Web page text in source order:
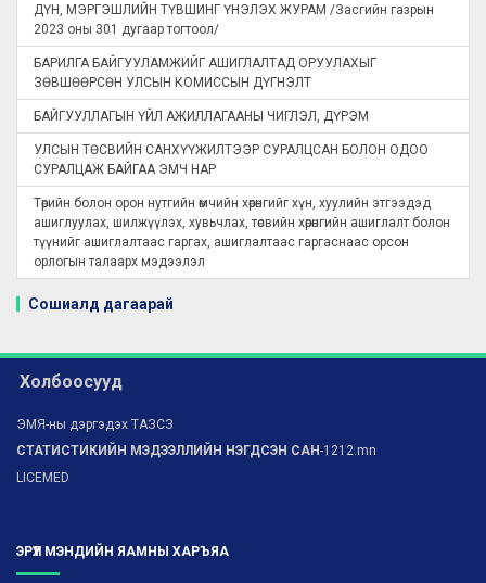
ДҮН, МЭРГЭШЛИЙН ТҮВШИНГ ҮНЭЛЭХ ЖУРАМ /Засгийн газрын
2023 оны 301 дугаар тогтоол/
БАРИЛГА БАЙГУУЛАМЖИЙГ АШИГЛАЛТАД ОРУУЛАХЫГ
ЗӨВШӨӨРСӨН УЛСЫН КОМИССЫН ДҮГНЭЛТ
БАЙГУУЛЛАГЫН ҮЙЛ АЖИЛЛАГААНЫ ЧИГЛЭЛ, ДҮРЭМ
УЛСЫН ТӨСВИЙН САНХҮҮЖИЛТЭЭР СУРАЛЦСАН БОЛОН ОДОО
СУРАЛЦАЖ БАЙГАА ЭМЧ НАР
Төрийн болон орон нутгийн өмчийн хөрөнгийг хүн, хуулийн этгээдэд
ашиглуулах, шилжүүлэх, хувьчлах, төсвийн хөрөнгийн ашиглалт болон
түүнийг ашиглалтаас гаргах, ашиглалтаас гаргаснаас орсон
орлогын талаарх мэдээлэл
Сошиалд дагаарай
Холбоосууд
ЭМЯ-ны дэргэдэх ТАЗСЗ
СТАТИСТИКИЙН МЭДЭЭЛЛИЙН НЭГДСЭН САН-1212.mn
LICEMED
ЭРҮҮЛ МЭНДИЙН ЯАМНЫ ХАРЪЯА